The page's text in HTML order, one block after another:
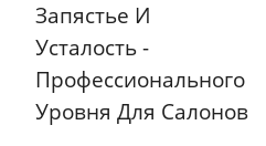
Запястье И
Усталость -
Профессионального
Уровня Для Салонов